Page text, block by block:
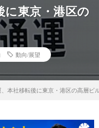
に東京・港区の
動向/展望
、本社移転後に東京・港区の高層ビ